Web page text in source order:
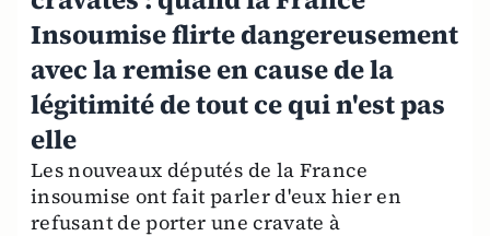
Insoumise flirte dangereusement
avec la remise en cause de la
légitimité de tout ce qui n'est pas
elle
Les nouveaux députés de la France
insoumise ont fait parler d'eux hier en
refusant de porter une cravate à